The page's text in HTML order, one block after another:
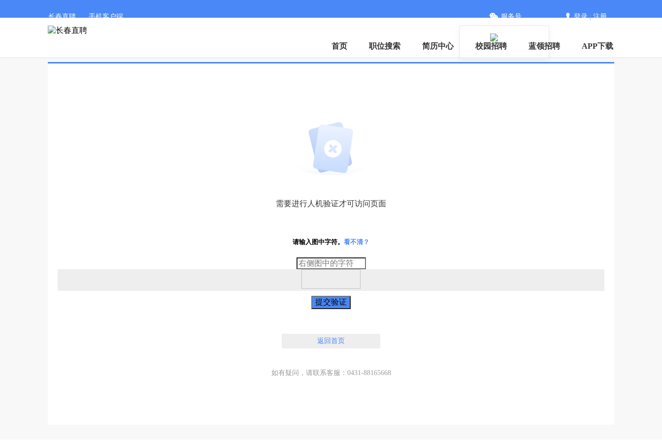
长春直聘 手机客户端 服务号 登录|注册
首页 职位搜索 简历中心 校园招聘 蓝领招聘 APP下载
需要进行人机验证才可访问页面
请输入图中字符。 看不清？
提交验证
返回首页
如有疑问，请联系客服：0431-88165668